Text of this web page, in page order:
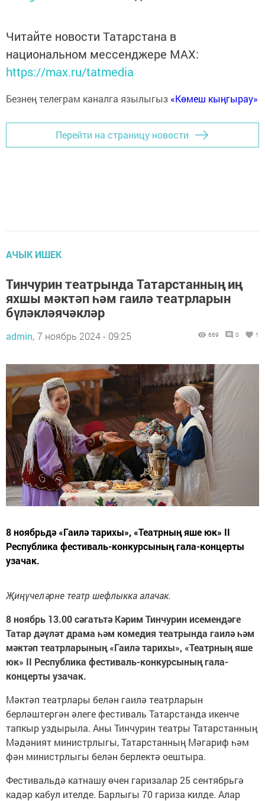
Читайте новости Татарстана в
национальном мессенджере MАХ:
https://max.ru/tatmedia
Безнең телеграм каналга язылыгыз «Көмеш кыңгырау»
Перейти на страницу новости
АЧЫК ИШЕК
Тинчурин театрында Татарстанның иң
яхшы мәктәп һәм гаилә театрларын
бүләкләячәкләр
admin, 7 ноябрь 2024 - 09:25 669 0 1
8 ноябрьдә «Гаилә тарихы», «Театрның яше юк» II
Республика фестиваль-конкурсының гала-концерты
узачак.
Җиңүчеләрне театр шефлыкка алачак.
8 ноябрь 13.00 сәгатьтә Кәрим Тинчурин исемендәге
Татар дәүләт драма һәм комедия театрында гаилә һәм
мәктәп театрларының «Гаилә тарихы», «Театрның яше
юк» II Республика фестиваль-конкурсының гала-
концерты узачак.
Мәктәп театрлары белән гаилә театрларын
берләштергән әлеге фестиваль Татарстанда икенче
тапкыр уздырыла. Аны Тинчурин театры Татарстанның
Мәдәният министрлыгы, Татарстанның Мәгариф һәм
фән министрлыгы белән берлектә оештыра.
Фестивальдә катнашу өчен гаризалар 25 сентябрьгә
кадәр кабул ителде. Барлыгы 70 гариза килде. Алар